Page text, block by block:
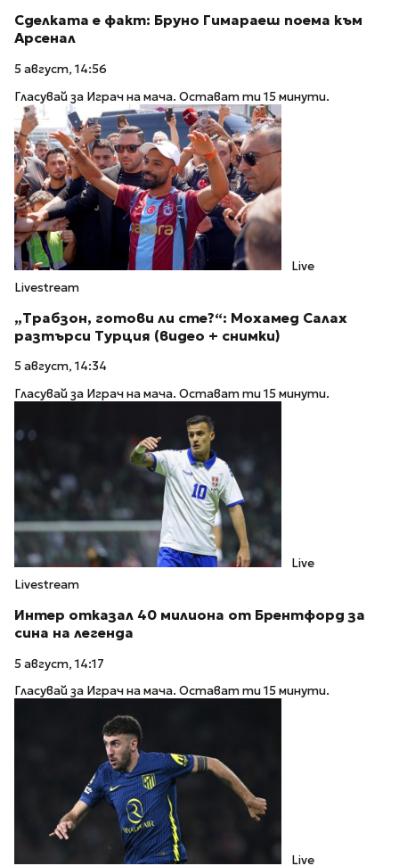
Сделката е факт: Бруно Гимараеш поема към
Арсенал
5 август, 14:56
Гласувай за Играч на мача. Остават ти 15 минути.
Live
Livestream
„Трабзон, готови ли сте?“: Мохамед Салах
разтърси Турция (видео + снимки)
5 август, 14:34
Гласувай за Играч на мача. Остават ти 15 минути.
Live
Livestream
Интер отказал 40 милиона от Брентфорд за
сина на легенда
5 август, 14:17
Гласувай за Играч на мача. Остават ти 15 минути.
Live